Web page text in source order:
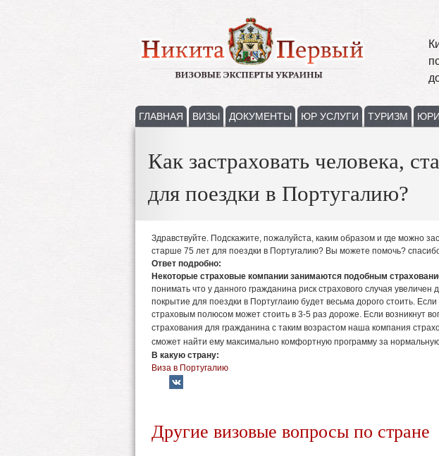
ГЛАВНАЯ ВИЗЫ ДОКУМЕНТЫ ЮР УСЛУГИ ТУРИЗМ
Как застраховать человека,
для поездки в Португалию?
Здравствуйте. Подскажите, пожалуйста, каким образом и где можно
старше 75 лет для поездки в Португалию? Вы можете помочь?
Ответ подробно:
Некоторые страховые компании занимаются подобным
понимать что у данного гражданина риск страхового случая увеличен
покрытие для поездки в Португлаию будет весьма дорого стоить.
страховым полюсом может стоить в 3-5 раз дороже. Если возникнут
страхования для гражданина с таким возрастом наша компания
сможет найти ему максимально комфортную программу за
В какую страну:
Виза в Португалию
Другие визовые вопросы по стране